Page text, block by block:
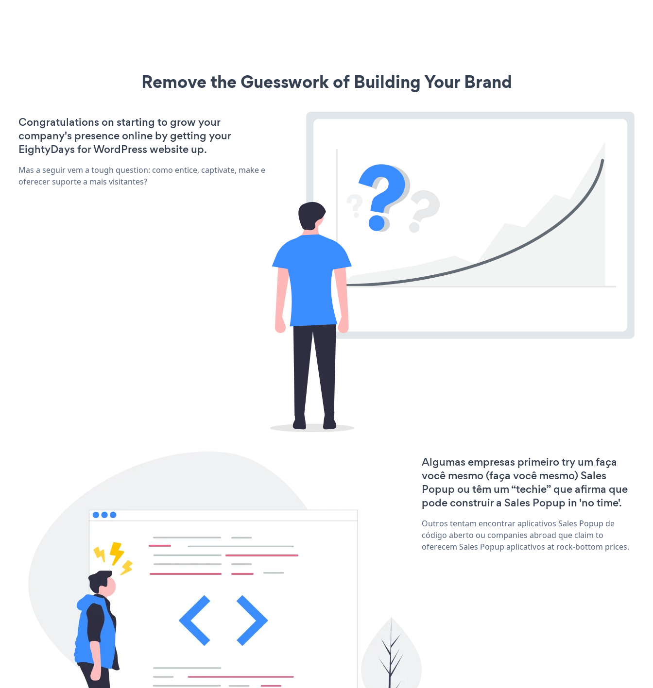
Remove the Guesswork of Building Your Brand
Congratulations on starting to grow your
company's presence online by getting your
EightyDays for WordPress website up.
Mas a seguir vem a tough question: como entice, captivate, make e
oferecer suporte a mais visitantes?
Algumas empresas primeiro try um faça
você mesmo (faça você mesmo) Sales
Popup ou têm um “techie” que afirma que
pode construir a Sales Popup in 'no time'.
Outros tentam encontrar aplicativos Sales Popup de
código aberto ou companies abroad que claim to
oferecem Sales Popup aplicativos at rock-bottom prices.